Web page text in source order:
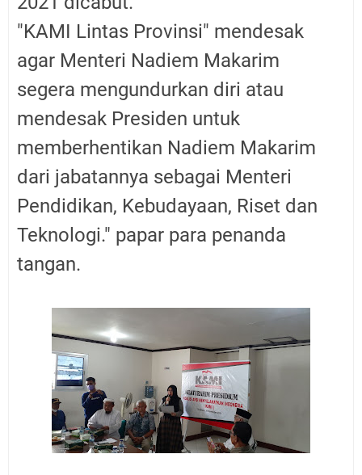
"KAMI Lintas Provinsi" mendesak
agar Menteri Nadiem Makarim
segera mengundurkan diri atau
mendesak Presiden untuk
memberhentikan Nadiem Makarim
dari jabatannya sebagai Menteri
Pendidikan, Kebudayaan, Riset dan
Teknologi." papar para penanda
tangan.